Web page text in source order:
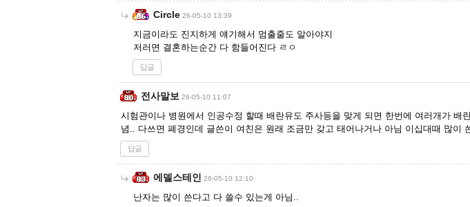
Circle 26-05-10 13:39
지금이라도 진지하게 얘기해서 멈출줄도 알아야지
저러면 결혼하는순간 다 함들어진다 ㄹㅇ
답글
전사말보 26-05-10 11:07
시험관이나 병원에서 인공수정 할때 배란유도 주사등을 맞게 되면 한번에 여러개가
념.. 다쓰면 폐경인데 글쓴이 여친은 원래 조금만 갖고 태어나거나 아님 이십대때 많이
답글
에델스테인 26-05-10 12:10
난자는 많이 쓴다고 다 쓸수 있는게 아님..